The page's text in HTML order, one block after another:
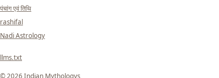
पंचांग एवं तिथि
rashifal
Nadi Astrology
llms.txt
© 2026 Indian Mythologys